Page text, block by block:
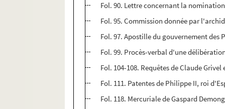
Fol. 90. Lettre concernant la
Fol. 95. Commission donnée par
Fol. 97. Apostille du gouvernement
Fol. 99. Procès-verbal d'une
Fol. 104-108. Requêtes de Claude
Fol. 111. Patentes de Philippe II, roi
Fol. 118. Mercuriale de Gaspard